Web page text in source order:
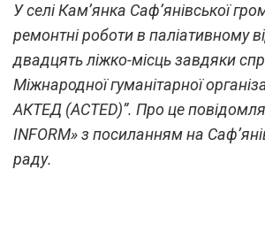
У селі Кам’янка Саф’янівської
ремонтні роботи в паліативному
двадцять ліжко-місць завдяки
Міжнародної гуманітарної
АКТЕД (ACTED)”. Про це
INFORM» з посиланням на
раду.